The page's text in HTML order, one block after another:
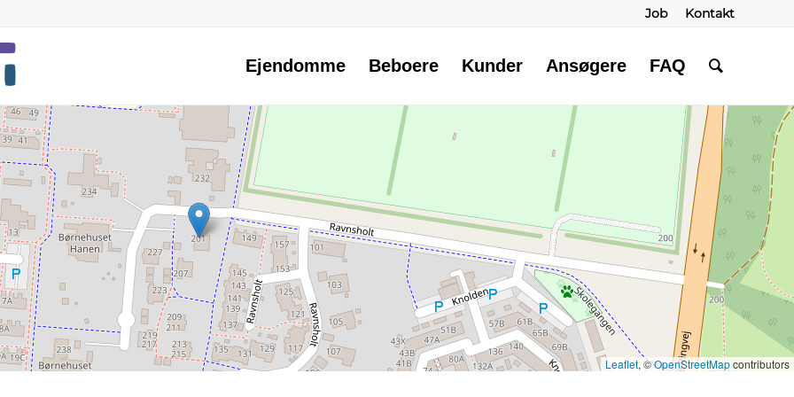
Job Kontakt
Ejendomme Beboere Kunder Ansøgere FAQ
Leaflet, ©OpenStreetMapcontributors